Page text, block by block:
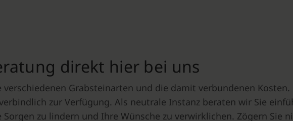
direkt hier bei uns
Grabsteinarten und die damit verbundenen Kosten.
zur Verfügung. Als neutrale Instanz beraten wir Sie
zu lindern und Ihre Wünsche zu verwirklichen. Zögern Sie